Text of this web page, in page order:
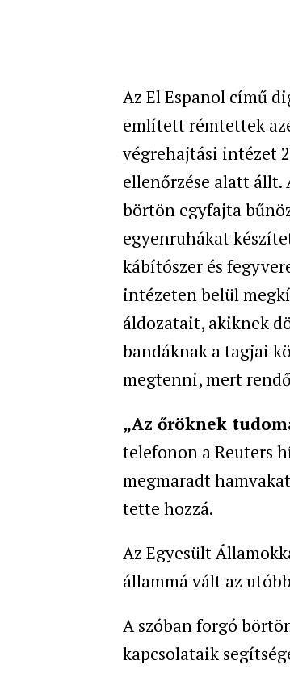
Az El Espanol című
említett rémtettek
végrehajtási intézet
ellenőrzése alatt állt.
börtön egyfajta
egyenruhákat
kábítószer és
intézeten belül
áldozatait, akiknek
bandáknak a tagjai
megtenni, mert
„Az őröknek
telefonon a Reuters
megmaradt
tette hozzá.
Az Egyesült
állammá vált az
A szóban forgó
kapcsolataik